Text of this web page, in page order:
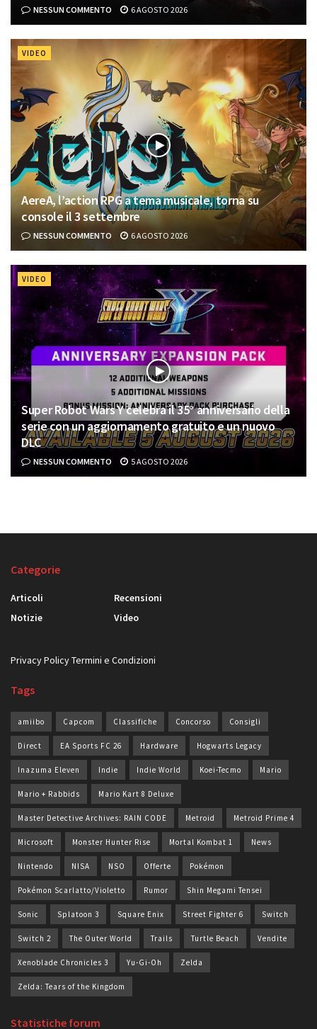
NESSUN COMMENTO 6 AGOSTO 2026
VIDEO
AereA, l’action RPG a tema musicale, torna su
console il 3 settembre
NESSUN COMMENTO 6 AGOSTO 2026
VIDEO
Super Robot Wars Y celebra il 35° anniversario della
serie con un aggiornamento gratuito e un nuovo
DLC
NESSUN COMMENTO 5 AGOSTO 2026
Categorie
Articoli
Notizie
Recensioni
Video
Privacy PolicyTermini e Condizioni
Tags
amiibo Capcom Classifiche Concorso Consigli
Direct EA Sports FC 26 Hardware Hogwarts Legacy
Inazuma Eleven Indie Indie World Koei-Tecmo Mario
Mario + Rabbids Mario Kart 8 Deluxe
Master Detective Archives: RAIN CODE Metroid Metroid Prime 4
Microsoft Monster Hunter Rise Mortal Kombat 1 News
Nintendo NISA NSO Offerte Pokémon
Pokémon Scarlatto/Violetto Rumor Shin Megami Tensei
Sonic Splatoon 3 Square Enix Street Fighter 6 Switch
Switch 2 The Outer World Trails Turtle Beach Vendite
Xenoblade Chronicles 3 Yu-Gi-Oh Zelda
Zelda: Tears of the Kingdom
Statistiche forum